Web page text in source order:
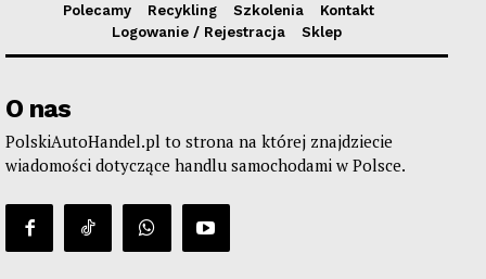
Polecamy Recykling Szkolenia
Kontakt
Logowanie / Rejestracja
Sklep
O nas
PolskiAutoHandel.pl to strona na której znajdziecie
wiadomości dotyczące handlu samochodami w Polsce.